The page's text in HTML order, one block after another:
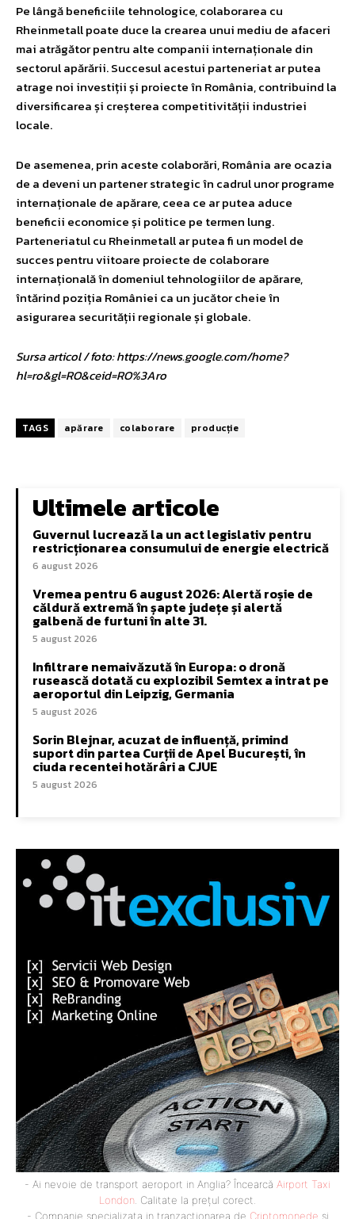
Pe lângă beneficiile tehnologice, colaborarea cu
Rheinmetall poate duce la crearea unui mediu de afaceri
mai atrăgător pentru alte companii internaționale din
sectorul apărării. Succesul acestui parteneriat ar putea
atrage noi investiții și proiecte în România, contribuind la
diversificarea și creșterea competitivității industriei
locale.
De asemenea, prin aceste colaborări, România are ocazia
de a deveni un partener strategic în cadrul unor programe
internaționale de apărare, ceea ce ar putea aduce
beneficii economice și politice pe termen lung.
Parteneriatul cu Rheinmetall ar putea fi un model de
succes pentru viitoare proiecte de colaborare
internațională în domeniul tehnologiilor de apărare,
întărind poziția României ca un jucător cheie în
asigurarea securității regionale și globale.
Sursa articol / foto: https://news.google.com/home?
hl=ro&gl=RO&ceid=RO%3Aro
TAGS apărare colaborare producție
Ultimele articole
Guvernul lucrează la un act legislativ pentru
restricționarea consumului de energie electrică
6 august 2026
Vremea pentru 6 august 2026: Alertă roșie de
căldură extremă în șapte județe și alertă
galbenă de furtuni în alte 31.
5 august 2026
Infiltrare nemaivăzută în Europa: o dronă
rusească dotată cu explozibil Semtex a intrat pe
aeroportul din Leipzig, Germania
5 august 2026
Sorin Blejnar, acuzat de influență, primind
suport din partea Curții de Apel București, în
ciuda recentei hotărâri a CJUE
5 august 2026
- Ai nevoie de transport aeroport in Anglia? Încearcă Airport Taxi
London . Calitate la prețul corect.
- Companie specializata in tranzactionarea de Criptomonede si